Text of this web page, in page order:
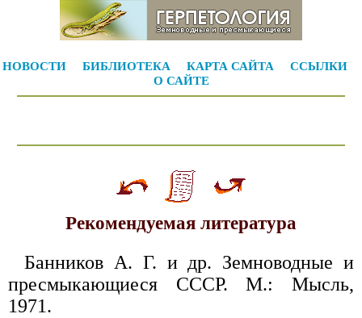
НОВОСТИ БИБЛИОТЕКА КАРТА САЙТА
ССЫЛКИ
О САЙТЕ
Рекомендуемая литература
Банников А. Г. и др. Земноводные и
пресмыкающиеся СССР. М.: Мысль,
1971.